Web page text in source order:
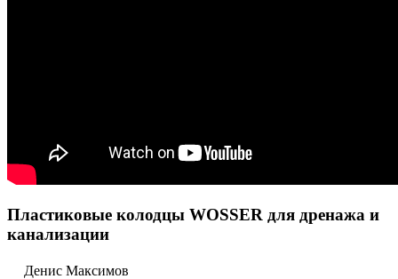
Пластиковые колодцы WOSSER для дренажа и
канализации
Денис Максимов